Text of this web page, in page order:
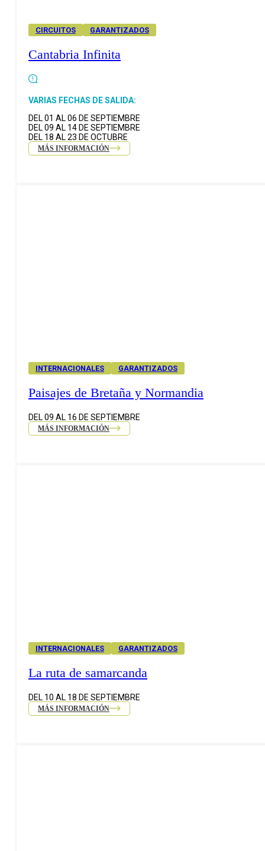
CIRCUITOS GARANTIZADOS
Cantabria Infinita
VARIAS FECHAS DE SALIDA:
DEL 01 AL 06 DE SEPTIEMBRE
DEL 09 AL 14 DE SEPTIEMBRE
DEL 18 AL 23 DE OCTUBRE
MÁS INFORMACIÓN
INTERNACIONALES GARANTIZADOS
Paisajes de Bretaña y Normandia
DEL 09 AL 16 DE SEPTIEMBRE
MÁS INFORMACIÓN
INTERNACIONALES GARANTIZADOS
La ruta de samarcanda
DEL 10 AL 18 DE SEPTIEMBRE
MÁS INFORMACIÓN